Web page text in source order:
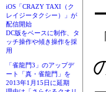
iOS「CRAZY TAXI（ク
レイジータクシー）」が
配信開始
DC版をベースに制作、タ
ッチ操作や傾き操作を採
用
「雀龍門3」のアップデ
ート「真・雀龍門」を
2013年1月15日に延期